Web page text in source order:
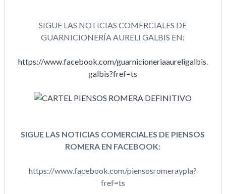
SIGUE LAS NOTICIAS COMERCIALES DE
GUARNICIONERÍA AURELI GALBIS EN:
https://www.facebook.com/guarnicioneriaaureligalbis.
galbis?fref=ts
SIGUE LAS NOTICIAS COMERCIALES DE PIENSOS
ROMERA EN FACEBOOK:
https://www.facebook.com/piensosromeraypla?
fref=ts